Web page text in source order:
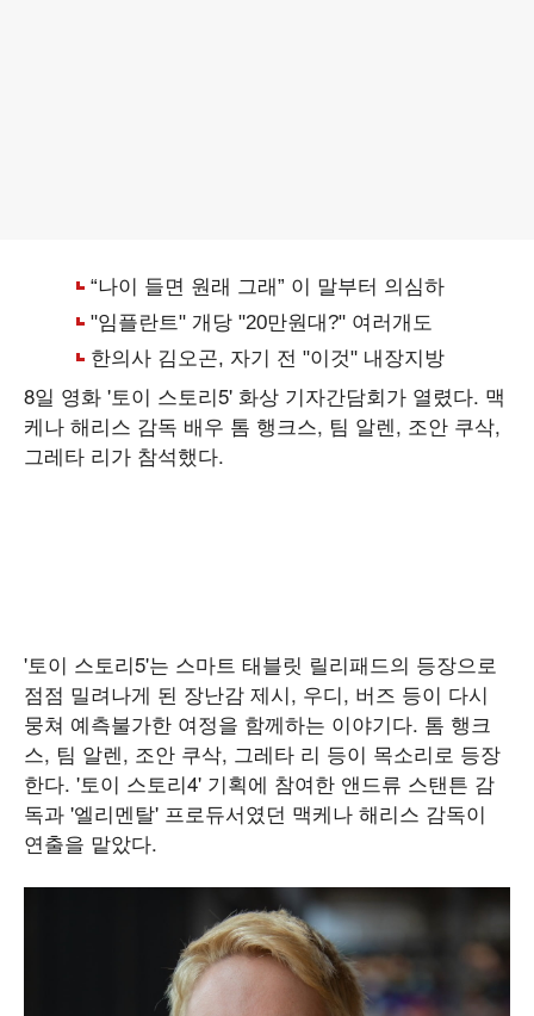
8일 영화 '토이 스토리5' 화상 기자간담회가 열렸다. 맥
케나 해리스 감독 배우 톰 행크스, 팀 알렌, 조안 쿠삭,
그레타 리가 참석했다.
'토이 스토리5'는 스마트 태블릿 릴리패드의 등장으로
점점 밀려나게 된 장난감 제시, 우디, 버즈 등이 다시
뭉쳐 예측불가한 여정을 함께하는 이야기다. 톰 행크
스, 팀 알렌, 조안 쿠삭, 그레타 리 등이 목소리로 등장
한다. '토이 스토리4' 기획에 참여한 앤드류 스탠튼 감
독과 '엘리멘탈' 프로듀서였던 맥케나 해리스 감독이
연출을 맡았다.